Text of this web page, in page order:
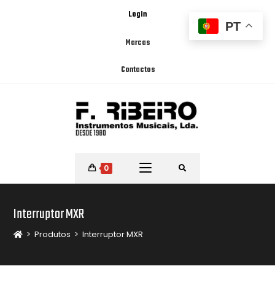
Login
Marcas
Contactos
0
Interruptor MXR
> Produtos > Interruptor MXR
PT